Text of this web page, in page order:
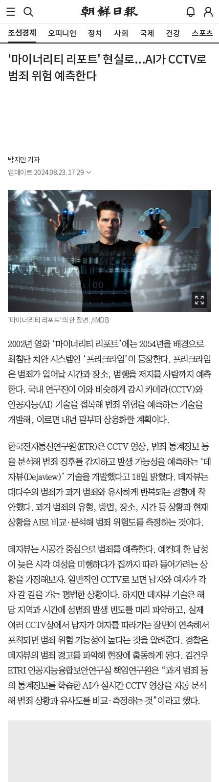
조선경제 오피니언 정치 사회 국제 건강 스포츠
'마이너리티 리포트' 현실로...AI가 CCTV로
범죄 위험 예측한다
박지민 기자
업데이트 2024.08.23. 17:29
'마이너리티 리포트'의 한 장면. /IMDB
2002년 영화 ‘마이너리티 리포트’에는 2054년을 배경으로
최첨단 치안 시스템인 ‘프리크라임’이 등장한다. 프리크라임
은 범죄가 일어날 시간과 장소, 범행을 저지를 사람까지 예측
한다. 국내 연구진이 이와 비슷하게 감시 카메라(CCTV)와
인공지능(AI) 기술을 접목해 범죄 위험을 예측하는 기술을
개발해, 이르면 내년 말부터 상용화할 계획이다.
한국전자통신연구원(ETR)은 CCTV 영상, 범죄 통계정보 등
을 분석해 범죄 징후를 감지하고 발생 가능성을 예측하는 ‘데
자뷰(Dejaview)’ 기술을 개발했다고 18일 밝혔다. 데자뷰는
대다수의 범죄가 과거 범죄와 유사하게 반복되는 경향에 착
안했다. 과거 범죄의 유형, 방법, 장소, 시간 등 상황과 현재
상황을 AI로 비교·분석해 범죄 위험도를 측정하는 것이다.
데자뷰는 시공간 중심으로 범죄를 예측한다. 예컨대 한 남성
이 늦은 시각 여성을 미행하다가 집까지 따라 들어가려는 상
황을 가정해보자. 일반적인 CCTV로 보면 남자와 여자가 각
자 갈 길을 가는 평범한 상황이다. 하지만 데자뷰 기술은 해
당 지역과 시간에 성범죄 발생 빈도를 미리 파악하고, 실제
여러 CCTV상에서 남자가 여자를 따라가는 장면이 연속해서
포착되면 범죄 위험 가능성이 높다는 것을 알려준다. 경찰은
데자뷰의 범죄 경고를 파악해 현장에 출동하게 된다. 김건우
ETRI 인공지능융합보안연구실 책임연구원은 “과거 범죄 등
의 통계정보를 학습한 AI가 실시간 CCTV 영상을 자동 분석
해 범죄 상황과 유사도를 비교·측정하는 것”이라고 했다.